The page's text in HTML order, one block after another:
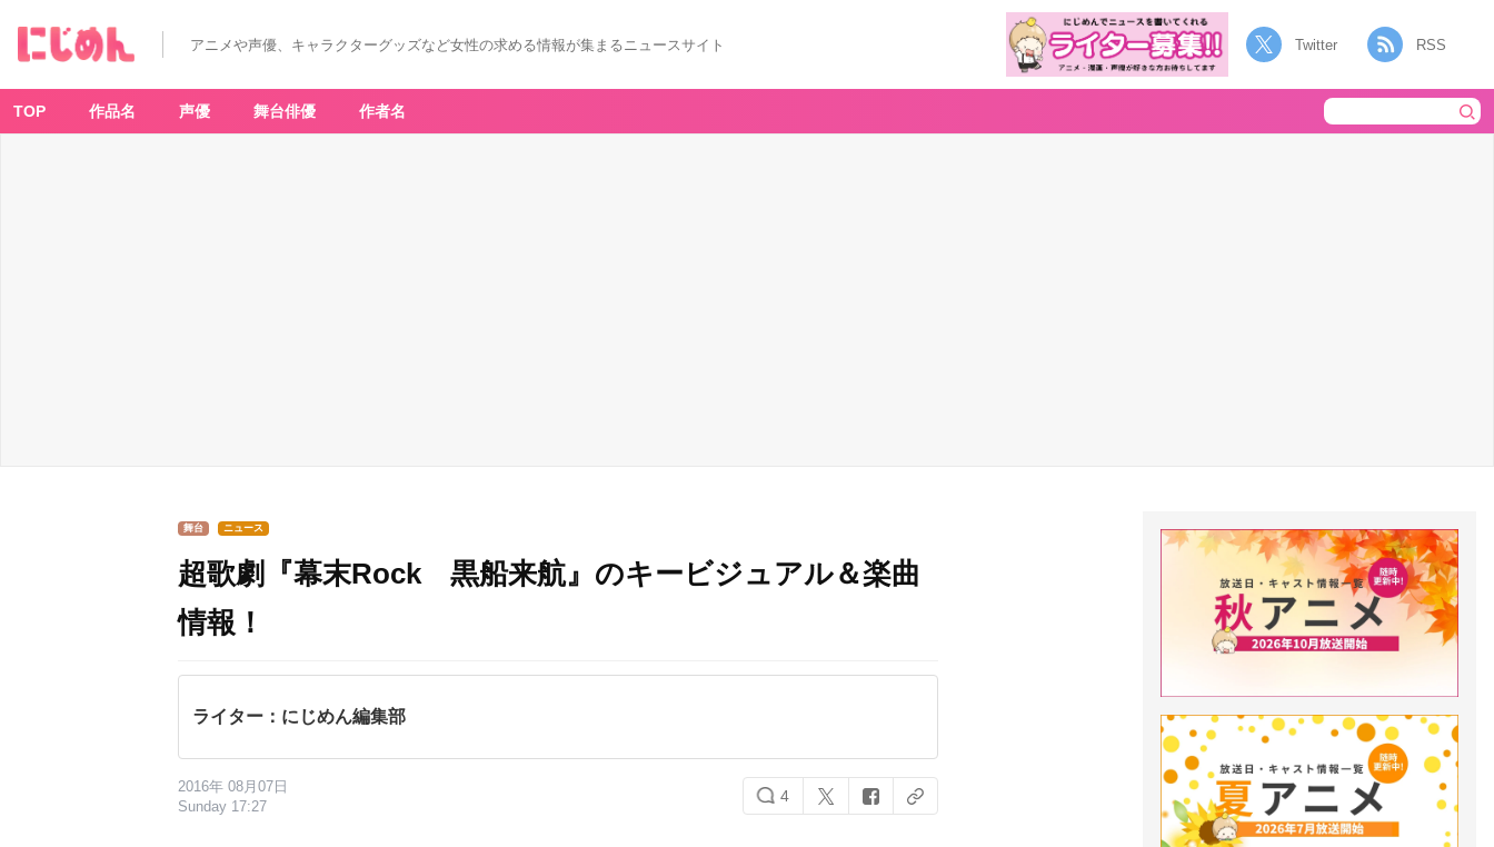
アニメや声優、キャラクターグッズなど女性の求める情報が集まるニュースサイト Twitter RSS
TOP 作品名 声優 舞台俳優 作者名
舞台 ニュース
超歌劇『幕末Rock 黒船来航』のキービジュアル＆楽曲
情報！
ライター：にじめん編集部
2016年 08月07日
Sunday 17:27
4